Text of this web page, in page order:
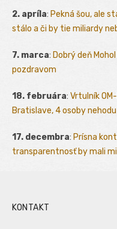
2. apríla: Pekná šou, ale
stálo a či by tie miliardy
7. marca: Dobrý deň
pozdravom
18. februára: Vrtulník
Bratislave, 4 osoby
17. decembra: Prísna
transparentnosť by mali
KONTAKT